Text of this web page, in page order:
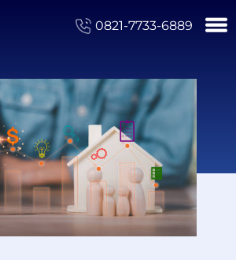
0821-7733-6889